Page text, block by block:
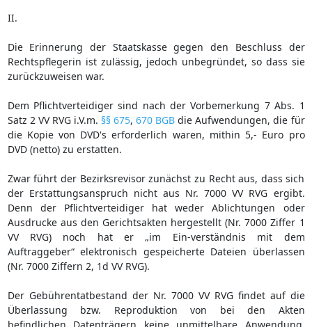
II.
Die Erinnerung der Staatskasse gegen den Beschluss der
Rechtspflegerin ist zulässig, jedoch unbegründet, so dass sie
zurückzuweisen war.
Dem Pflichtverteidiger sind nach der Vorbemerkung 7 Abs. 1
Satz 2 VV RVG i.V.m. §§ 675,670 BGB die Aufwendungen, die für
die Kopie von DVD's erforderlich waren, mithin 5,- Euro pro
DVD (netto) zu erstatten.
Zwar führt der Bezirksrevisor zunächst zu Recht aus, dass sich
der Erstattungsanspruch nicht aus Nr. 7000 VV RVG ergibt.
Denn der Pflichtverteidiger hat weder Ablichtungen oder
Ausdrucke aus den Gerichtsakten hergestellt (Nr. 7000 Ziffer 1
VV RVG) noch hat er „im Ein-verständnis mit dem
Auftraggeber“ elektronisch gespeicherte Dateien überlassen
(Nr. 7000 Ziffern 2, 1d VV RVG).
Der Gebührentatbestand der Nr. 7000 VV RVG findet auf die
Überlassung bzw. Reproduktion von bei den Akten
befindlichen Datenträgern keine unmittelbare Anwendung.